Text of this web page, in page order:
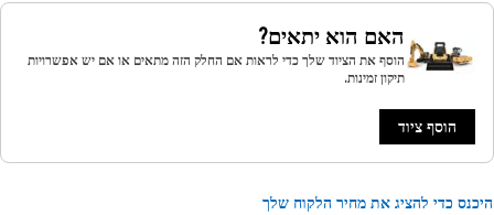
האם הוא יתאים?
הוסף את הציוד שלך כדי לראות אם החלק הזה מתאים או אם יש אפשרויות
תיקון זמינות.
הוסף ציוד
כדי להציג את מחיר הלקוח שלך